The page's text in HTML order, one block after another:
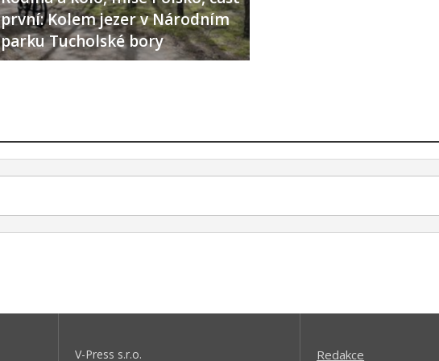
první: Kolem jezer v Národním
parku Tucholské bory
V-Press s.r.o. Redakce